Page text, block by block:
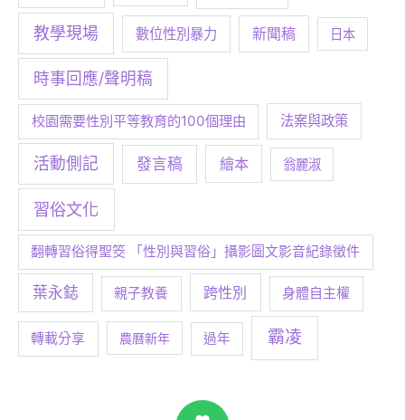
教學現場 數位性別暴力 新聞稿 日本
時事回應/聲明稿
校園需要性別平等教育的100個理由 法案與政策
活動側記 發言稿 繪本 翁麗淑
習俗文化
翻轉習俗得聖筊 「性別與習俗」攝影圖文影音紀錄徵件
葉永鋕 親子教養 跨性別 身體自主權
轉載分享 農曆新年 過年 霸凌